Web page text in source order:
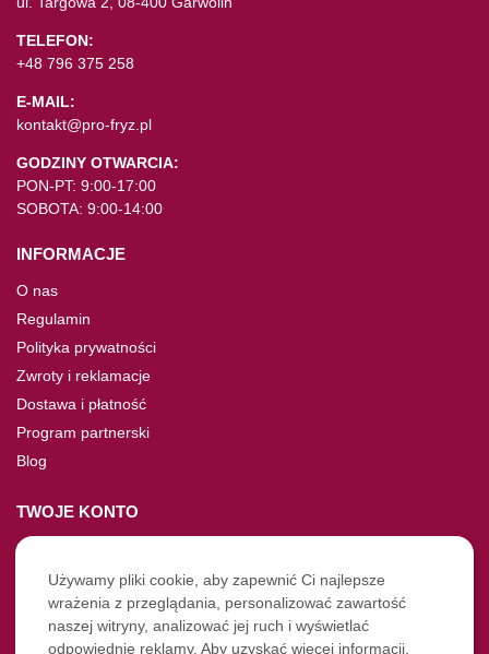
TELEFON:
+48 796 375 258
E-MAIL:
kontakt@pro-fryz.pl
GODZINY OTWARCIA:
PON-PT: 9:00-17:00
SOBOTA: 9:00-14:00
INFORMACJE
O nas
Regulamin
Polityka prywatności
Zwroty i reklamacje
Dostawa i płatność
Program partnerski
Blog
TWOJE KONTO
Moje konto
Nie pamiętasz hasła?
Twoje zamówienia
Używamy pliki cookie, aby zapewnić Ci najlepsze
wrażenia z przeglądania, personalizować zawartość
naszej witryny, analizować jej ruch i wyświetlać
odpowiednie reklamy. Aby uzyskać więcej informacji,